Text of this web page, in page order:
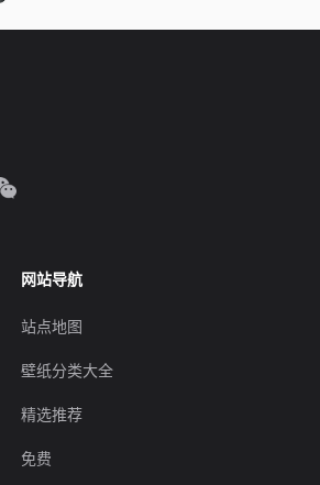
网站导航
站点地图
壁纸分类大全
精选推荐
免费